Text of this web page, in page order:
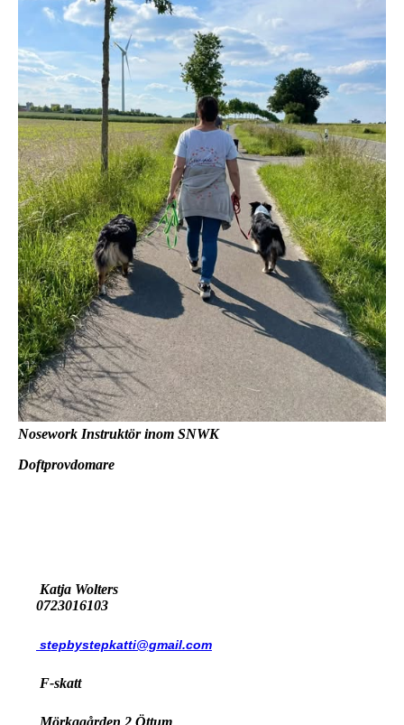
Nosework Instruktör inom SNWK
Doftprovdomare
Katja Wolters
0723016103
stepbystepkatti@gmail.com
F-skatt